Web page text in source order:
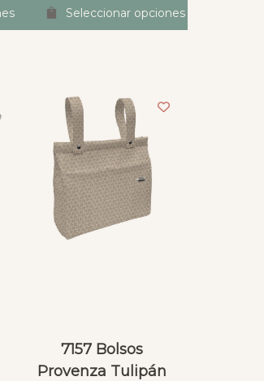
Seleccionar opciones
7157 Bolsos
Provenza Tulipán